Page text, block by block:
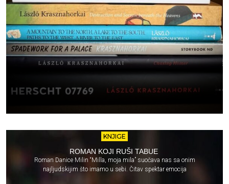
KNJIGE
ROMAN KOJI RUŠI TABUE
Roman Danice Milin “Milla, moja mila” suočava nas sa onim
najljudskijim što imamo u sebi. Čitav spektar emocija